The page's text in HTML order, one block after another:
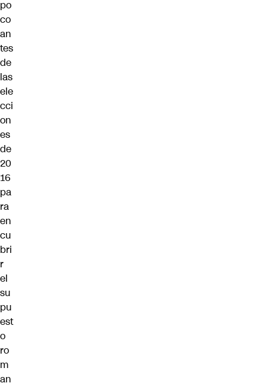
po
co
an
tes
de
las
ele
cci
on
es
de
20
16
pa
ra
en
cu
bri
r
el
su
pu
est
o
ro
m
an